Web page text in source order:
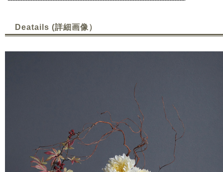
Deatails (詳細画像）